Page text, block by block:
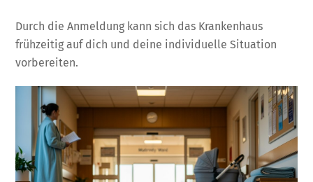
Durch die Anmeldung kann sich das Krankenhaus
frühzeitig auf dich und deine individuelle Situation
vorbereiten.